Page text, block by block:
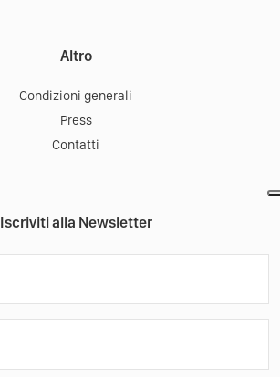
Altro
Condizioni generali
Press
Contatti
Iscriviti alla Newsletter